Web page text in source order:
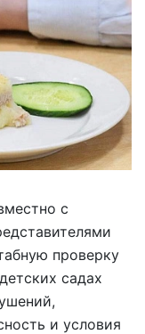
с
проверку
садах
и условия